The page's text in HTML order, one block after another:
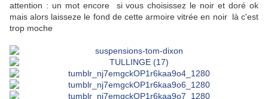
attention : un mot encore si vous choisissez le noir et doré ok
mais alors laisseze le fond de cette armoire vitrée en noir là c'est
trop moche